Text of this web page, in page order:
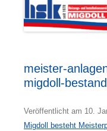
meister-
migdoll-
Veröffentlicht am 10.
Migdoll besteht